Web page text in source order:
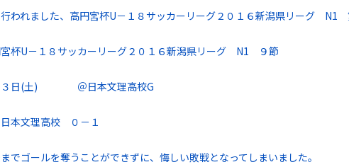
われました、高円宮杯U－１８サッカーリーグ２０１６新潟県リーグ N1
杯U－１８サッカーリーグ２０１６新潟県リーグ N1 ９節
３日(土) ＠日本文理高校G
本文理高校 ０－１
でゴールを奪うことができずに、悔しい敗戦となってしまいました。